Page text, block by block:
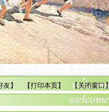
友】 【打印本页】 【关闭窗口